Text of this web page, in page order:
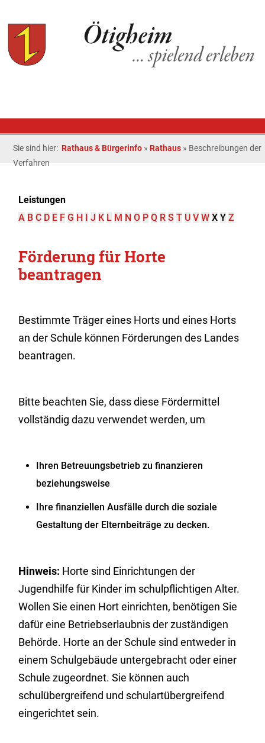
Sie sind hier: Rathaus & Bürgerinfo » Rathaus » Beschreibungen der
Verfahren
Leistungen
A B C D E F G H I J K L M N O P Q R S T U V W X Y Z
Förderung für Horte
beantragen
Bestimmte Träger eines Horts und eines Horts
an der Schule können Förderungen des Landes
beantragen.
Bitte beachten Sie, dass diese Fördermittel
vollständig dazu verwendet werden, um
Ihren Betreuungsbetrieb zu finanzieren
beziehungsweise
Ihre finanziellen Ausfälle durch die soziale
Gestaltung der Elternbeiträge zu decken.
Hinweis: Horte sind Einrichtungen der
Jugendhilfe für Kinder im schulpflichtigen Alter.
Wollen Sie einen Hort einrichten, benötigen Sie
dafür eine Betriebserlaubnis derzuständigen
Behörde. Horte an der Schule sind entweder in
einem Schulgebäude untergebracht oder einer
Schule zugeordnet. Sie können auch
schulübergreifend und schulartübergreifend
eingerichtet sein.